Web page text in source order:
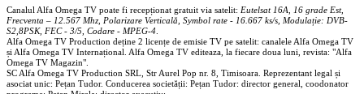
Canalul Alfa Omega TV poate fi recepționat gratuit via satelit: Eutelsat 16A, 16 grade Est,
Frecventa – 12.567 Mhz, Polarizare Verticală, Symbol rate - 16.667 ks/s, Modulație: DVB-
S2,8PSK, FEC - 3/5, Codare - MPEG-4
Alfa Omega TV Production deține 2 licențe de emisie TV pe satelit: canalele Alfa Omega TV
și Alfa Omega TV Internațional. Alfa Omega TV editeaza, la fiecare doua luni, revista: "Alfa
Omega TV Magazin".
SC Alfa Omega TV Production SRL, Str Aurel Pop nr. 8, Timisoara. Reprezentant legal și
asociat unic: Pețan Tudor. Conducerea societății: Pețan Tudor: director general, coodonator